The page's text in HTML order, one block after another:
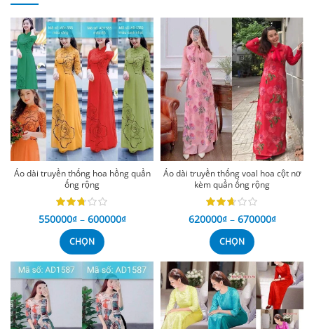
Áo dài truyền thống hoa hồng quần
ống rộng
550000₫ – 600000₫
CHỌN
Áo dài truyền thống voal hoa cột nơ
kèm quần ống rộng
620000₫ – 670000₫
CHỌN